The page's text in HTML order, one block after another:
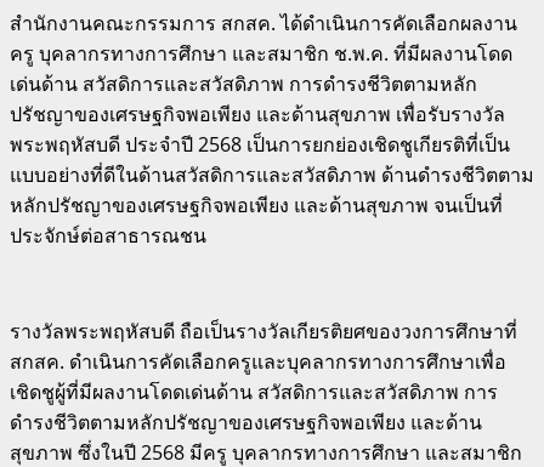
สำนักงานคณะกรรมการ สกสค. ได้ดำเนินการคัดเลือกผลงาน
ครู บุคลากรทางการศึกษา และสมาชิก ช.พ.ค. ที่มีผลงานโดด
เด่นด้าน สวัสดิการและสวัสดิภาพ การดำรงชีวิตตามหลัก
ปรัชญาของเศรษฐกิจพอเพียง และด้านสุขภาพ เพื่อรับรางวัล
พระพฤหัสบดี ประจำปี 2568 เป็นการยกย่องเชิดชูเกียรติที่เป็น
แบบอย่างที่ดีในด้านสวัสดิการและสวัสดิภาพ ด้านดำรงชีวิตตาม
หลักปรัชญาของเศรษฐกิจพอเพียง และด้านสุขภาพ จนเป็นที่
ประจักษ์ต่อสาธารณชน
รางวัลพระพฤหัสบดี ถือเป็นรางวัลเกียรติยศของวงการศึกษาที่
สกสค. ดำเนินการคัดเลือกครูและบุคลากรทางการศึกษาเพื่อ
เชิดชูผู้ที่มีผลงานโดดเด่นด้าน สวัสดิการและสวัสดิภาพ การ
ดำรงชีวิตตามหลักปรัชญาของเศรษฐกิจพอเพียง และด้าน
สุขภาพ ซึ่งในปี 2568 มีครู บุคลากรทางการศึกษา และสมาชิก